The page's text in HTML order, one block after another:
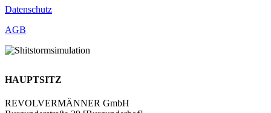
Datenschutz
AGB
HAUPTSITZ
REVOLVERMÄNNER GmbH